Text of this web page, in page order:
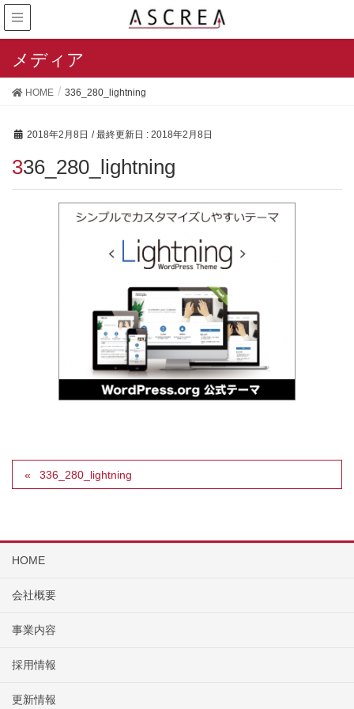
メディア
HOME 336_280_lightning
2018年2月8日 / 最終更新日 : 2018年2月8日
336_280_lightning
336_280_lightning
HOME
会社概要
事業内容
採用情報
更新情報